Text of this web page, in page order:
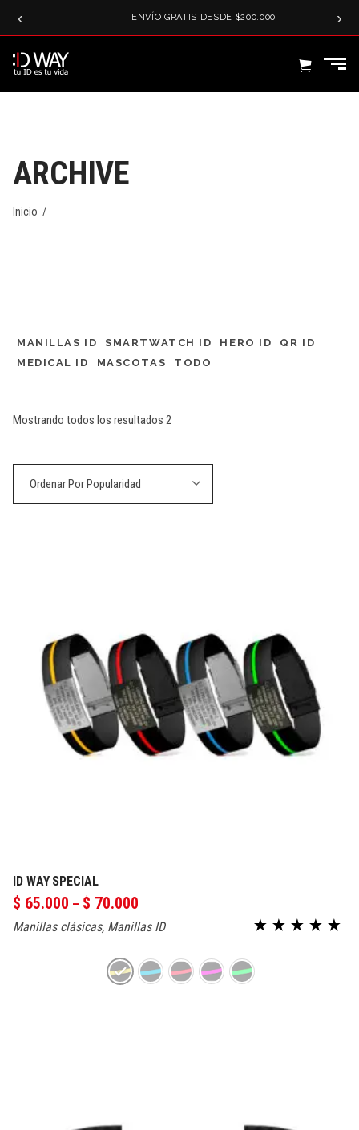
‹ ENVÍO GRATIS DESDE $200.000 ›
ARCHIVE
Inicio /
MANILLAS ID SMARTWATCH ID HERO ID
QR ID
MEDICAL ID
MASCOTAS TODO
Mostrando todos los resultados 2
Ordenar Por Popularidad
ID WAY SPECIAL
$ 65.000 – $ 70.000
range:
$ 65.000
$ 70.000
Manillas clásicas, Manillas ID